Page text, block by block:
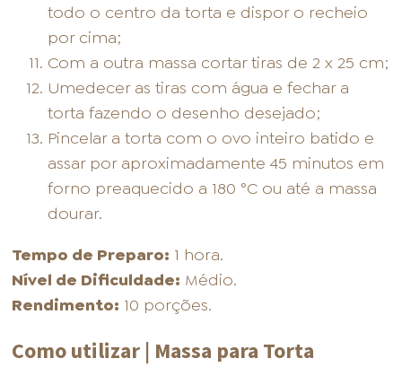
todo o centro da torta e dispor o recheio
por cima;
Com a outra massa cortar tiras de 2 x 25 cm;
Umedecer as tiras com água e fechar a
torta fazendo o desenho desejado;
Pincelar a torta com o ovo inteiro batido e
assar por aproximadamente 45 minutos em
forno preaquecido a 180 °C ou até a massa
dourar.
Tempo de Preparo: 1 hora.
Nível de Dificuldade: Médio.
Rendimento: 10 porções.
Como utilizar | Massa para Torta